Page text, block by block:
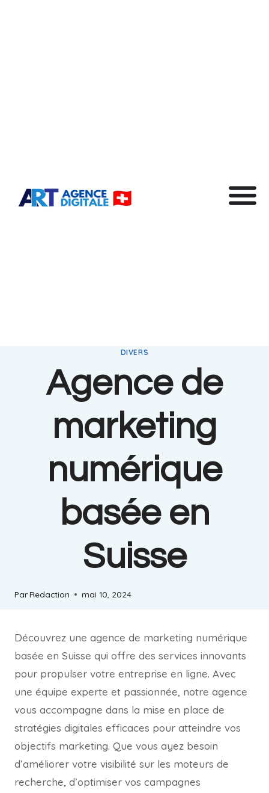
DIVERS
Agence de
marketing
numérique
basée en
Suisse
ParRedaction mai 10, 2024
Découvrez une agence de marketing numérique
basée en Suisse qui offre des services innovants
pour propulser votre entreprise en ligne. Avec
une équipe experte et passionnée, notre agence
vous accompagne dans la mise en place de
stratégies digitales efficaces pour atteindre vos
objectifs marketing. Que vous ayez besoin
d’améliorer votre visibilité sur les moteurs de
recherche, d’optimiser vos campagnes